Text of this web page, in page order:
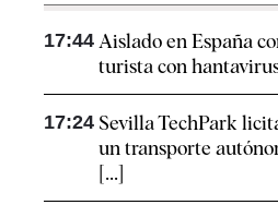
17:44 Aislado en España
turista con
17:24 Sevilla TechPark
un transporte
[...]